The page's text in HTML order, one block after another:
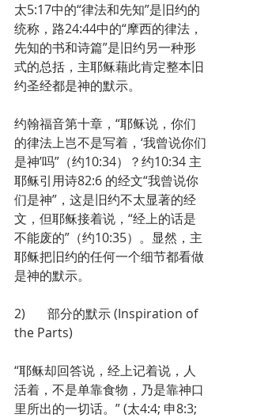
太5:17中的“律法和先知”是旧约的
统称，路24:44中的“摩西的律法，
先知的书和诗篇”是旧约另一种形
式的总括，主耶稣藉此肯定整本旧
约圣经都是神的默示。
约翰福音第十章，“耶稣说，你们
的律法上岂不是写着，‘我曾说你们
是神’吗”（约10:34）？约10:34 主
耶稣引用诗82:6 的经文“我曾说你
们是神”，这是旧约不太显著的经
文，但耶稣接着说，“经上的话是
不能废的”（约10:35）。显然，主
耶稣把旧约的任何一个细节都看做
是神的默示。
2)       部分的默示 (Inspiration of
the Parts)
“耶稣却回答说，经上记着说，人
活着，不是单靠食物，乃是靠神口
里所出的一切话。” (太4:4; 申8:3;